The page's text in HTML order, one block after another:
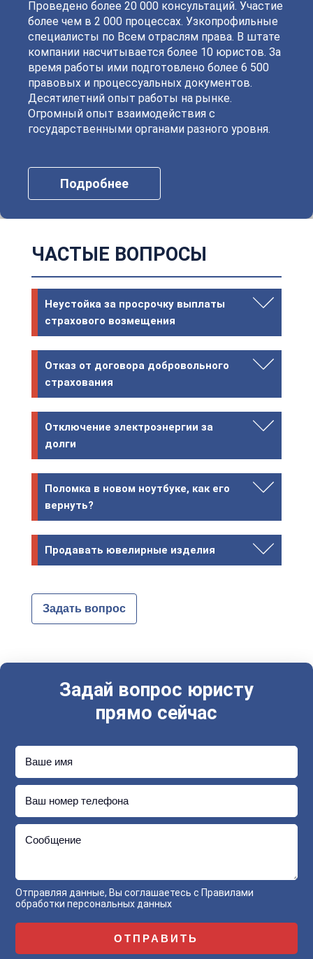
Проведено более 20 000 консультаций. Участие
более чем в 2 000 процессах. Узкопрофильные
специалисты по Всем отраслям права. В штате
компании насчитывается более 10 юристов. За
время работы ими подготовлено более 6 500
правовых и процессуальных документов.
Десятилетний опыт работы на рынке.
Огромный опыт взаимодействия с
государственными органами разного уровня.
Подробнее
ЧАСТЫЕ ВОПРОСЫ
Неустойка за просрочку выплаты
страхового возмещения
Отказ от договора добровольного
страхования
Отключение электроэнергии за
долги
Поломка в новом ноутбуке, как его
вернуть?
Продавать ювелирные изделия
Задать вопрос
Задай вопрос юристу
прямо сейчас
Ваше имя
Ваш номер телефона
Сообщение
Отправляя данные, Вы соглашаетесь с Правилами
обработки персональных данных